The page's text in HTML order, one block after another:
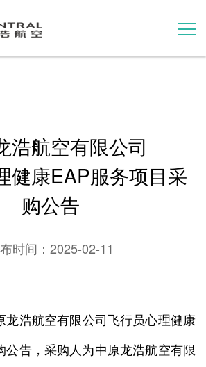
浩航空有限公司
健康EAP服务项目采
购公告
时间： 2025-02-11
浩航空有限公司飞行员心理健康
公告，采购人为中原龙浩航空有限